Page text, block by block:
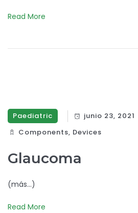
Read More
Paediatric junio 23, 2021
Components‎, Devices‎
Glaucoma
(más…)
Read More